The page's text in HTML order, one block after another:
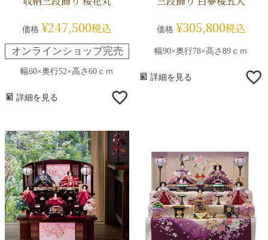
価格 ¥247,500税込
オンラインショップ完売
幅60×奥行52×高さ60ｃｍ
詳細を見る
価格 ¥305,800税込
幅90×奥行78×高さ89ｃｍ
詳細を見る